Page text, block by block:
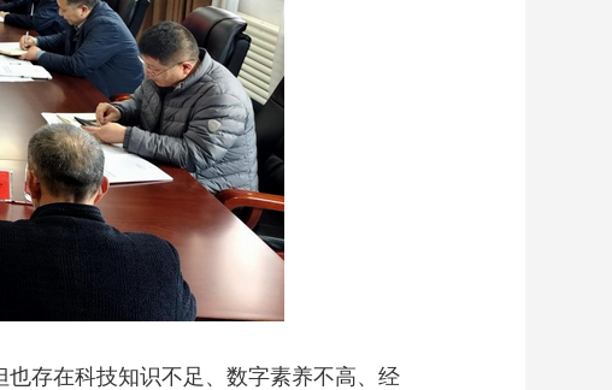
存在科技知识不足、数字素养不高、经